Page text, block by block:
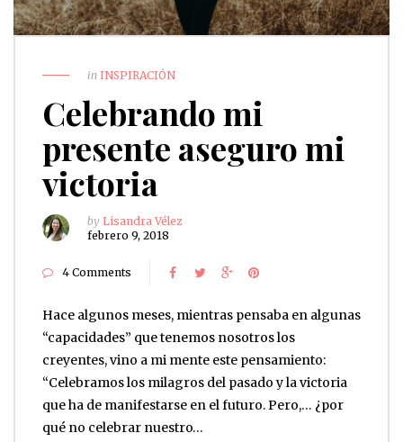
in INSPIRACIÓN
Celebrando mi
presente aseguro mi
victoria
by Lisandra Vélez
febrero 9, 2018
4 Comments
Hace algunos meses, mientras pensaba en algunas
“capacidades” que tenemos nosotros los
creyentes, vino a mi mente este pensamiento:
“Celebramos los milagros del pasado y la victoria
que ha de manifestarse en el futuro. Pero,… ¿por
qué no celebrar nuestro…